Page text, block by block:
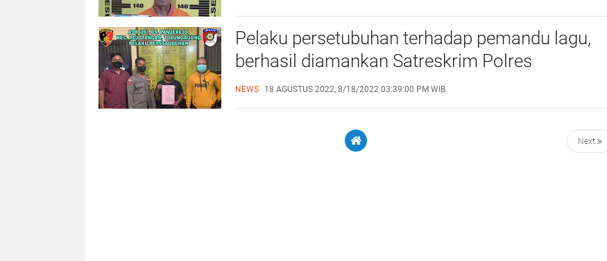
Pelaku persetubuhan terhadap pemandu lagu,
berhasil diamankan Satreskrim Polres
Tulungagung
NEWS 18 AGUSTUS 2022, 8/18/2022 03:39:00 PM WIB
Next